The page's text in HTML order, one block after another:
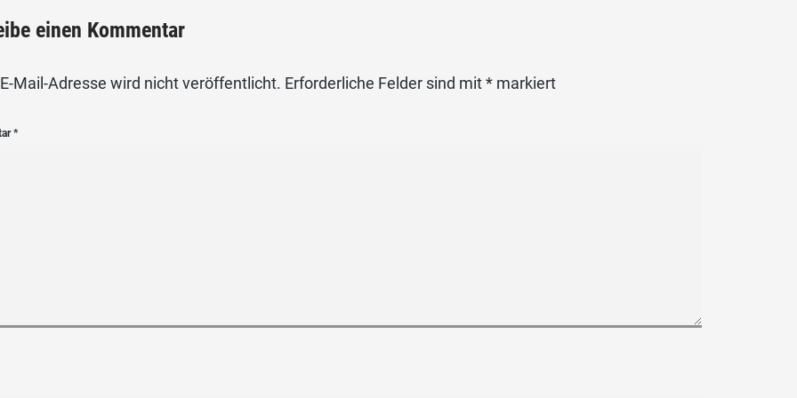
einen Kommentar
Mail-Adresse wird nicht veröffentlicht. Erforderliche Felder sind mit* markiert
*